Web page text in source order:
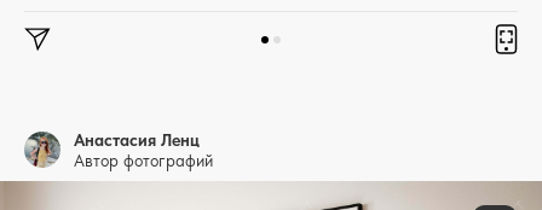
Анастасия Ленц
Автор фотографий